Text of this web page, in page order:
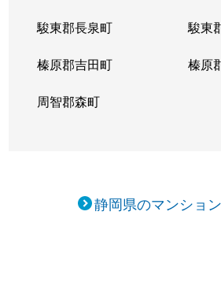
駿東郡長泉町 駿東
榛原郡吉田町 榛原
周智郡森町
静岡県のマンショ